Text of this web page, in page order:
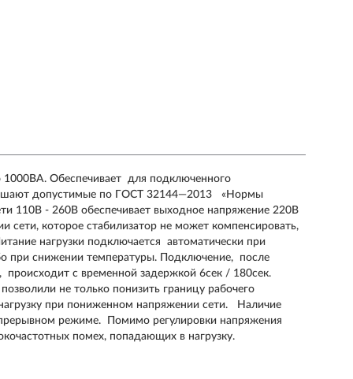
Обеспечивает для подключенного
допустимые по ГОСТ 32144―2013 «Нормы
110В - 260В обеспечивает выходное напряжение 220В
которое стабилизатор не может компенсировать,
нагрузки подключается автоматически при
при снижении температуры. Подключение, после
происходит с временной задержкой 6сек / 180сек.
не только понизить границу рабочего
при пониженном напряжении сети. Наличие
режиме. Помимо регулировки напряжения
помех, попадающих в нагрузку.